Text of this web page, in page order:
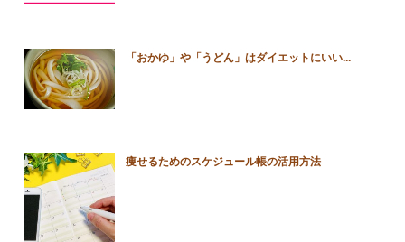
「おかゆ」や「うどん」はダイエットにいい...
痩せるためのスケジュール帳の活用方法